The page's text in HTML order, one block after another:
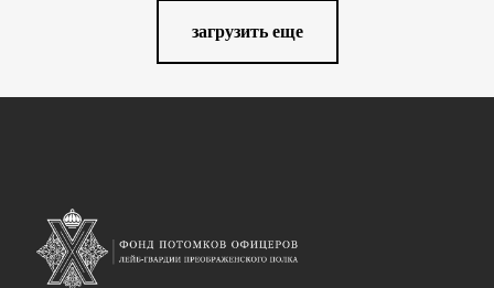
загрузить еще